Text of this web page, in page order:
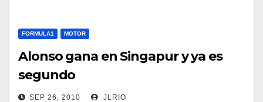
FORMULA1 MOTOR
Alonso gana en Singapur y ya es
segundo
SEP 26, 2010 JLRIO